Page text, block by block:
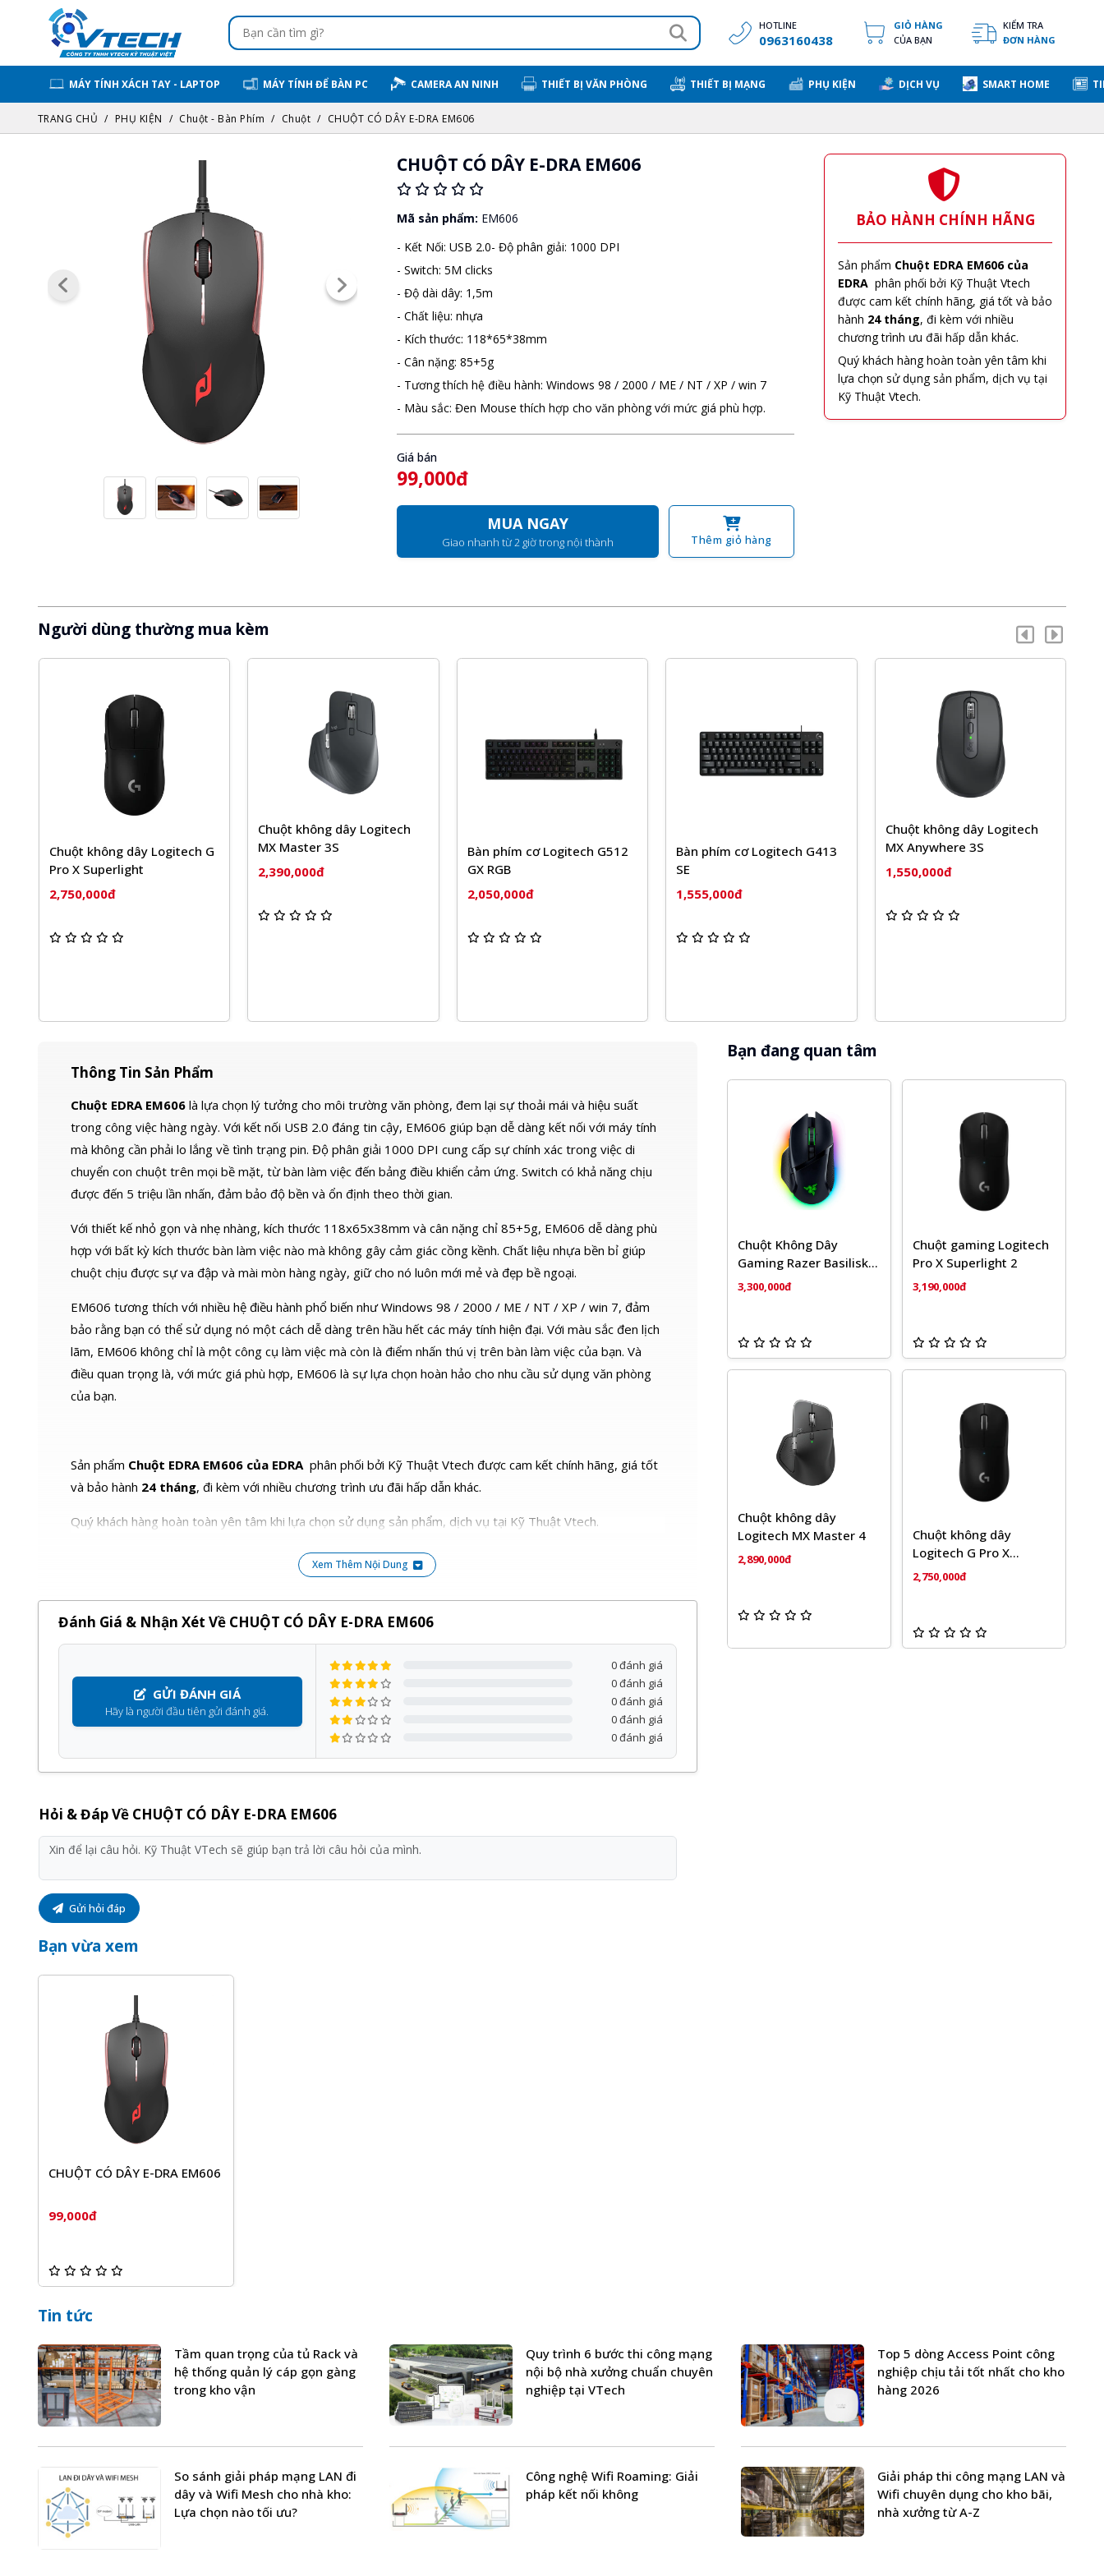
HOTLINE
0963160438
GIỎ HÀNG
CỦA BẠN
KIỂM TRA
ĐƠN HÀNG
MÁY TÍNH XÁCH TAY - LAPTOP MÁY TÍNH ĐỂ BÀN PC CAMERA AN NINH THIẾT BỊ VĂN PHÒNG THIẾT BỊ MẠNG PHỤ KIỆN DỊCH VỤ SMART HOME
TRANG CHỦ PHỤ KIỆN Chuột - Bàn Phím Chuột CHUỘT CÓ DÂY E-DRA EM606
CHUỘT CÓ DÂY E-DRA EM606
Mã sản phẩm: EM606
- Kết Nối: USB 2.0- Độ phân giải: 1000 DPI
- Switch: 5M clicks
- Độ dài dây: 1,5m
- Chất liệu: nhựa
- Kích thước: 118*65*38mm
- Cân nặng: 85+5g
- Tương thích hệ điều hành: Windows 98 / 2000 / ME / NT / XP / win 7
- Màu sắc: Đen Mouse thích hợp cho văn phòng với mức giá phù hợp.
Giá bán
99,000đ
MUA NGAY
Giao nhanh từ 2 giờ trong nội thành Thêm giỏ hàng
BẢO HÀNH CHÍNH HÃNG
Sản phẩm Chuột EDRA EM606 của
EDRA phân phối bởi Kỹ Thuật Vtech
được cam kết chính hãng, giá tốt và bảo
hành 24 tháng, đi kèm với nhiều
chương trình ưu đãi hấp dẫn khác.
Quý khách hàng hoàn toàn yên tâm khi
lựa chọn sử dụng sản phẩm, dịch vụ tại
Kỹ Thuật Vtech.
Người dùng thường mua kèm
MX Master 3S
2,390,000đ
Bàn phím cơ Logitech G512
GX RGB
Bàn phím cơ Logitech G413
SE
1,555,000đ
MX Anywhere 3S
Bàn phím cơ Không dây
Fuhlen T87s RGB
Thông Tin Sản Phẩm
Chuột EDRA EM606là lựa chọn lý tưởng cho môi trường văn phòng, đem lại sự thoải mái và hiệu suất
trong công việc hàng ngày. Với kết nối USB 2.0 đáng tin cậy, EM606 giúp bạn dễ dàng kết nối với máy tính
mà không cần phải lo lắng về tình trạng pin. Độ phân giải 1000 DPI cung cấp sự chính xác trong việc di
chuyển con chuột trên mọi bề mặt, từ bàn làm việc đến bảng điều khiển cảm ứng. Switch có khả năng chịu
được đến 5 triệu lần nhấn, đảm bảo độ bền và ổn định theo thời gian.
Với thiết kế nhỏ gọn và nhẹ nhàng, kích thước 118x65x38mm và cân nặng chỉ 85+5g, EM606 dễ dàng phù
hợp với bất kỳ kích thước bàn làm việc nào mà không gây cảm giác cồng kềnh. Chất liệu nhựa bền bỉ giúp
chuột chịu được sự va đập và mài mòn hàng ngày, giữ cho nó luôn mới mẻ và đẹp bề ngoại.
EM606 tương thích với nhiều hệ điều hành phổ biến như Windows 98 / 2000 / ME / NT / XP / win 7, đảm
bảo rằng bạn có thể sử dụng nó một cách dễ dàng trên hầu hết các máy tính hiện đại. Với màu sắc đen lịch
lãm, EM606 không chỉ là một công cụ làm việc mà còn là điểm nhấn thú vị trên bàn làm việc của bạn. Và
điều quan trọng là, với mức giá phù hợp, EM606 là sự lựa chọn hoàn hảo cho nhu cầu sử dụng văn phòng
của bạn.
Sản phẩm Chuột EDRA EM606 của EDRA phân phối bởi Kỹ Thuật Vtech được cam kết chính hãng, giá tốt
và bảo hành 24 tháng, đi kèm với nhiều chương trình ưu đãi hấp dẫn khác.
Quý khách hàng hoàn toàn yên tâm khi lựa chọn sử dụng sản phẩm, dịch vụ tại Kỹ Thuật Vtech.
Xem Thêm Nội Dung
Đánh Giá & Nhận Xét Về CHUỘT CÓ DÂY E-DRA EM606
GỬI ĐÁNH GIÁ
Hãy là người đầu tiên gửi đánh giá.
0 đánh giá
0 đánh giá
0 đánh giá
0 đánh giá
0 đánh giá
Hỏi & Đáp Về CHUỘT CÓ DÂY E-DRA EM606
Gửi hỏi đáp
Bạn đang quan tâm
Chuột Không Dây
Gaming Razer Basilisk
V3 Pro Black RZ01-
3,300,000đ
Chuột gaming Logitech
Pro X Superlight 2
3,190,000đ
Chuột không dây
Logitech MX Master 4
2,890,000đ
Chuột không dây
Logitech G Pro X
Superlight
2,750,000đ
Bạn vừa xem
CHUỘT CÓ DÂY E-DRA EM606
99,000đ
Tin tức
Tầm quan trọng của tủ Rack và
hệ thống quản lý cáp gọn gàng
trong kho vận
Quy trình 6 bước thi công mạng
nội bộ nhà xưởng chuẩn chuyên
nghiệp tại VTech
Top 5 dòng Access Point công
nghiệp chịu tải tốt nhất cho kho
hàng 2026
So sánh giải pháp mạng LAN đi
dây và Wifi Mesh cho nhà kho:
Lựa chọn nào tối ưu?
Công nghệ Wifi Roaming: Giải
pháp kết nối không
Giải pháp thi công mạng LAN và
Wifi chuyên dụng cho kho bãi,
nhà xưởng từ A-Z